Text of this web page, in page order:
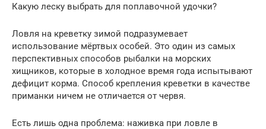
Какую леску выбрать для поплавочной удочки?
Ловля на креветку зимой подразумевает
использование мёртвых особей. Это один из самых
перспективных способов рыбалки на морских
хищников, которые в холодное время года испытывают
дефицит корма. Способ крепления креветки в качестве
приманки ничем не отличается от червя.
Есть лишь одна проблема: наживка при ловле в